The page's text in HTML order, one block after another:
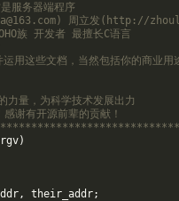
服务器端程序
) 周立发(http://
族 开发者 最擅长C语言
用这些文档，当然包括你的商业用
力量，为科学技术发展出力
谢有开源前辈的贡献！
)
, their_addr;